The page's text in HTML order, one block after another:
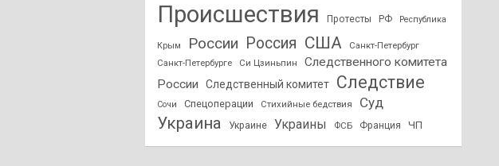
Происшествия Протесты РФ Республика
Крым России Россия США
Санкт-Петербург
Санкт-Петербурге
Си Цзиньпин
Следственного комитета
России
Следственный комитет Следствие
Сочи Спецоперации Стихийные бедствия Суд
Украина Украине Украины ФСБ Франция ЧП